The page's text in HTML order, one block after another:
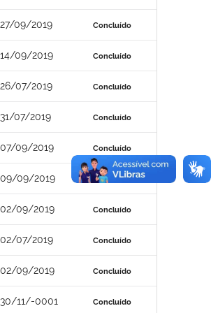
27/09/2019 Concluído
14/09/2019 Concluído
26/07/2019 Concluído
31/07/2019 Concluído
07/09/2019 Concluído
09/09/2019 Concluído
02/09/2019 Concluído
02/07/2019 Concluído
02/09/2019 Concluído
30/11/-0001 Concluído